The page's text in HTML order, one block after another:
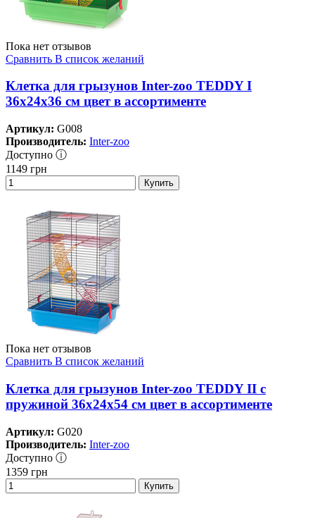
Пока нет отзывов
Сравнить В список желаний
Клетка для грызунов Inter-zoo TEDDY I
36х24х36 см цвет в ассортименте
Артикул: G008
Производитель: Inter-zoo
Доступно ⓘ
1149 грн
Купить
Пока нет отзывов
Сравнить В список желаний
Клетка для грызунов Inter-zoo TEDDY II с
пружиной 36х24х54 см цвет в ассортименте
Артикул: G020
Производитель: Inter-zoo
Доступно ⓘ
1359 грн
Купить